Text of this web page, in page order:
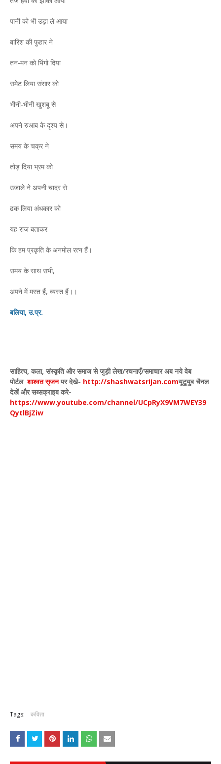
पानी को भी उड़ा ले आया
बारिश की फुहार ने
तन-मन को भिंगो दिया
समेट लिया संसार को
भीनी-भीनी खुशबू से
अपने रुआब के दृश्य से।
समय के चक्र ने
तोड़ दिया भ्रम को
उजाले ने अपनी चादर से
ढक लिया अंधकार को
यह राज बताकर
कि हम प्रकृति के अनमोल रत्न हैं।
समय के साथ सभी,
अपने में मस्त हैं, व्यस्त हैं।।
बलिया, उ.प्र.
साहित्य, कला, संस्कृति और समाज से जुड़ी लेख/रचनाएँ/समाचार अब नये वेब
पोर्टल शाश्वत सृजन पर देखे- http://shashwatsrijan.comयूटूयुब चैनल
देखें और सब्सक्राइब करे-
https://www.youtube.com/channel/UCpRyX9VM7WEY39
QytlBjZiw
Tags: कविता